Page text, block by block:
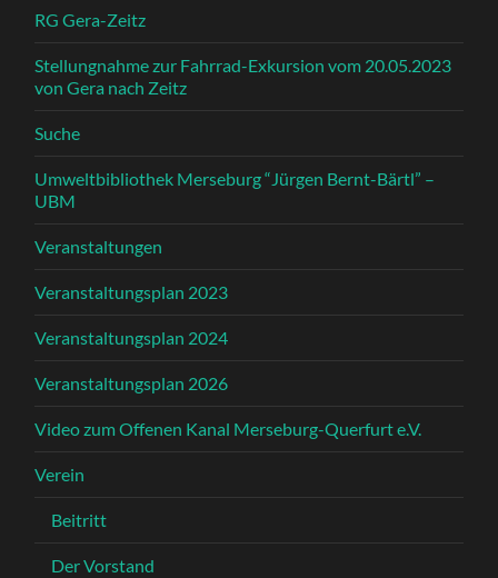
RG Gera-Zeitz
Stellungnahme zur Fahrrad-Exkursion vom 20.05.2023
von Gera nach Zeitz
Suche
Umweltbibliothek Merseburg “Jürgen Bernt-Bärtl” –
UBM
Veranstaltungen
Veranstaltungsplan 2023
Veranstaltungsplan 2024
Veranstaltungsplan 2026
Video zum Offenen Kanal Merseburg-Querfurt e.V.
Verein
Beitritt
Der Vorstand